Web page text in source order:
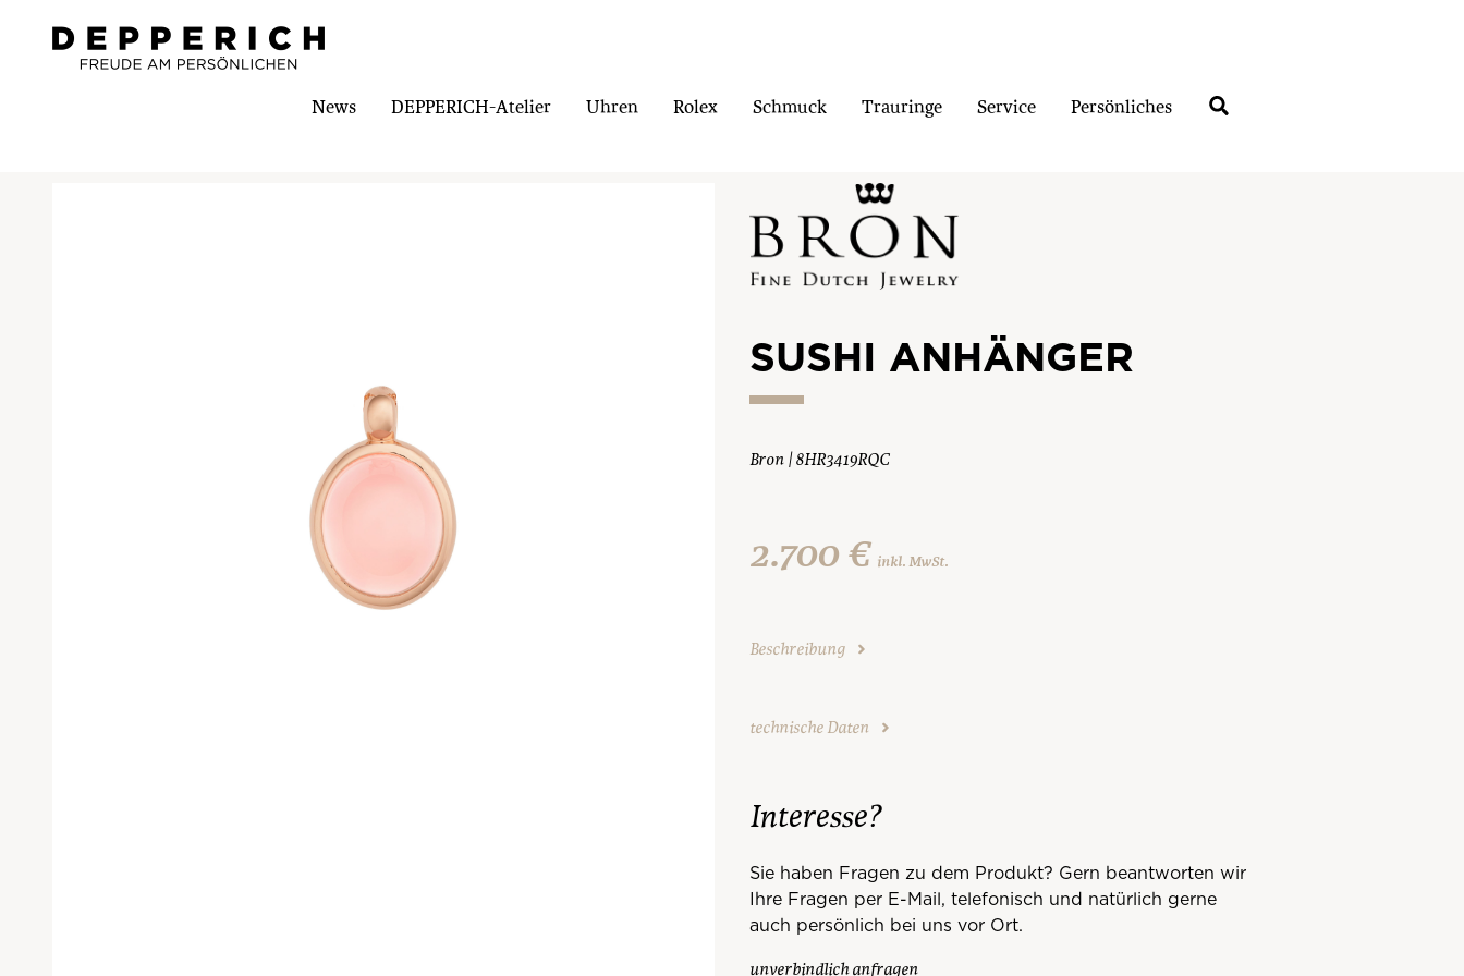
News DEPPERICH-Atelier Uhren Rolex Schmuck Trauringe Service Persönliches
SUSHI ANHÄNGER
Bron | 8HR3419RQC
2.700 € inkl. MwSt.
Beschreibung
technische Daten
Interesse?
Sie haben Fragen zu dem Produkt? Gern beantworten wir
Ihre Fragen per E-Mail, telefonisch und natürlich gerne
auch persönlich bei uns vor Ort.
unverbindlich anfragen